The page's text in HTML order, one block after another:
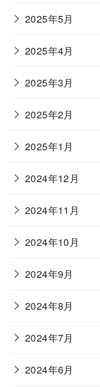
2025年5月
2025年4月
2025年3月
2025年2月
2025年1月
2024年12月
2024年11月
2024年10月
2024年9月
2024年8月
2024年7月
2024年6月